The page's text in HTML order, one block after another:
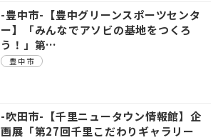
-豊中市-【豊中グリーンスポーツセンタ
ー】「みんなでアソビの基地をつくろ
う！」第…
豊中市
-吹田市-【千里ニュータウン情報館】企
画展「第27回千里こだわりギャラリー